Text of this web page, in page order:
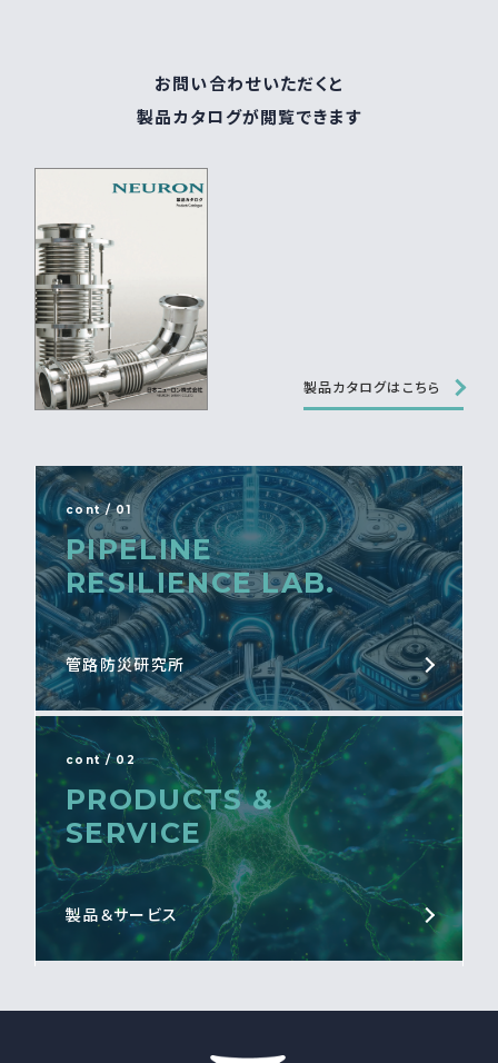
お問い合わせいただくと
製品カタログが閲覧できます
製品カタログはこちら
cont / 01
PIPELINE
RESILIENCE LAB.
管路防災研究所
cont / 02
PRODUCTS &
SERVICE
製品＆サービス